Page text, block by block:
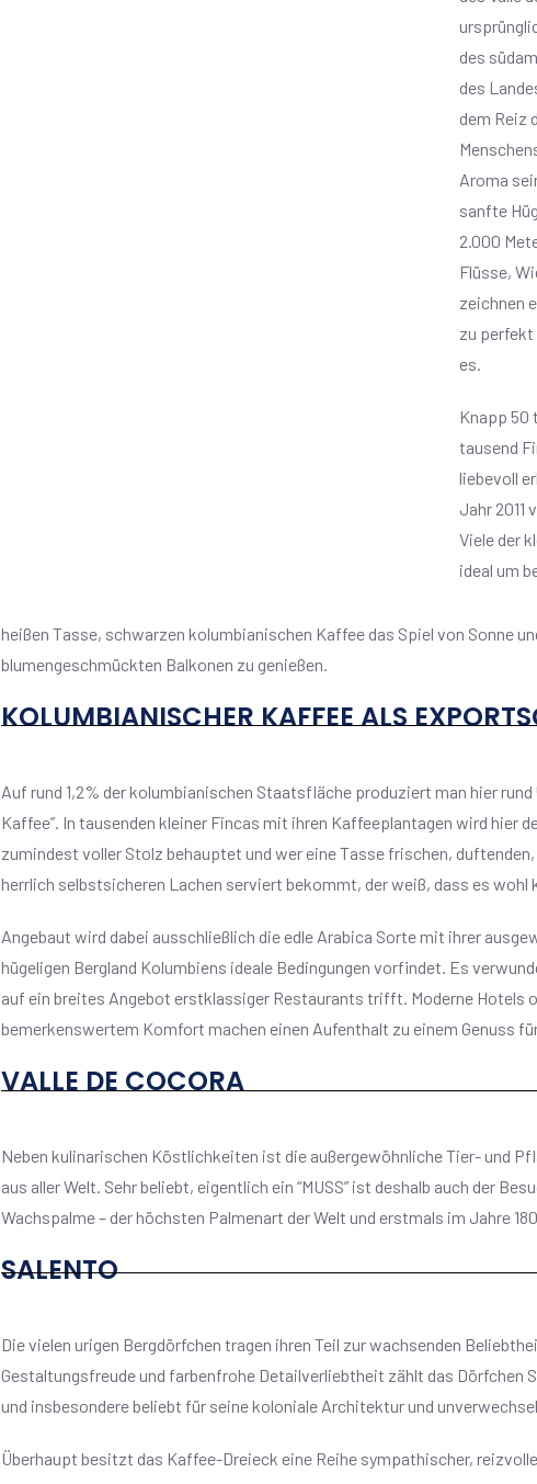
des
des
dem Reiz
Aroma
sanfte
2.000
Flüsse,
zeichnen
zu
es.
Knapp 50
tausend
liebevoll
Jahr 2011
Viele der
ideal um
heißen Tasse, schwarzen kolumbianischen Kaffee das Spiel von Sonne
blumengeschmückten Balkonen zu genießen.
KOLUMBIANISCHER KAFFEE ALS
Auf rund 1,2% der kolumbianischen Staatsfläche produziert man hier
Kaffee”. In tausenden kleiner Fincas mit ihren Kaffeeplantagen wird hier
zumindest voller Stolz behauptet und wer eine Tasse frischen,
herrlich selbstsicheren Lachen serviert bekommt, der weiß, dass es wohl
Angebaut wird dabei ausschließlich die edle Arabica Sorte mit ihrer
hügeligen Bergland Kolumbiens ideale Bedingungen vorfindet. Es
auf ein breites Angebot erstklassiger Restaurants trifft. Moderne Hotels
bemerkenswertem Komfort machen einen Aufenthalt zu einem Genuss
VALLE DE COCORA
Neben kulinarischen Köstlichkeiten ist die außergewöhnliche Tier- und
aus aller Welt. Sehr beliebt, eigentlich ein “MUSS” ist deshalb auch der
Wachspalme – der höchsten Palmenart der Welt und erstmals im Jahre
SALENTO
Die vielen urigen Bergdörfchen tragen ihren Teil zur wachsenden
Gestaltungsfreude und farbenfrohe Detailverliebtheit zählt das Dörfchen
und insbesondere beliebt für seine koloniale Architektur und
Überhaupt besitzt das Kaffee-Dreieck eine Reihe sympathischer,